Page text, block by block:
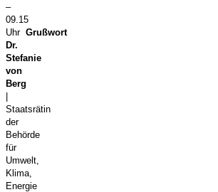
–
09.15
Uhr Grußwort
Dr.
Stefanie
von
Berg
Staatsrätin
der
Behörde
für
Umwelt,
Klima,
Energie